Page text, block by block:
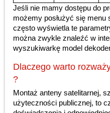
Jeśli nie mamy dostępu do
możemy posłużyć się
często wyświetla te
można zwykle znaleźć w
wyszukiwarkę model
Dlaczego warto
?
Montaż anteny satelitarnej,
użyteczności publicznej, to